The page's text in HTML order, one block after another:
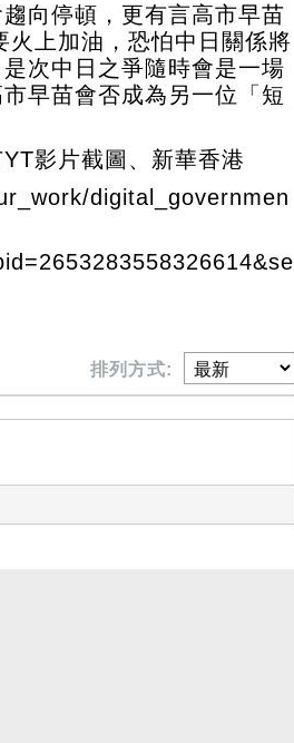
向停頓，更有言高市早苗
上加油，恐怕中日關係將
次中日之爭隨時會是一場
早苗會否成為另一位「短
影片截圖、新華香港
digital_governmen
排列方式: